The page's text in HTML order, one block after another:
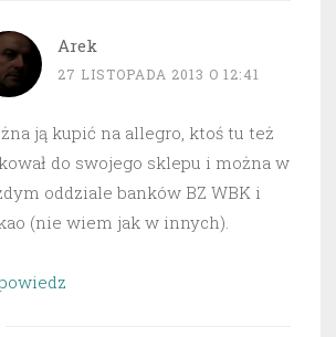
Arek
27 LISTOPADA 2013 O 12:41
ją kupić na allegro, ktoś tu też
do swojego sklepu i można w
oddziale banków BZ WBK i
(nie wiem jak w innych).